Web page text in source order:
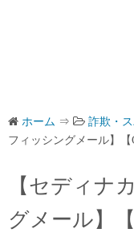
ホーム ⇒ 詐欺・
フィッシングメール】
【セディナ
グメール】